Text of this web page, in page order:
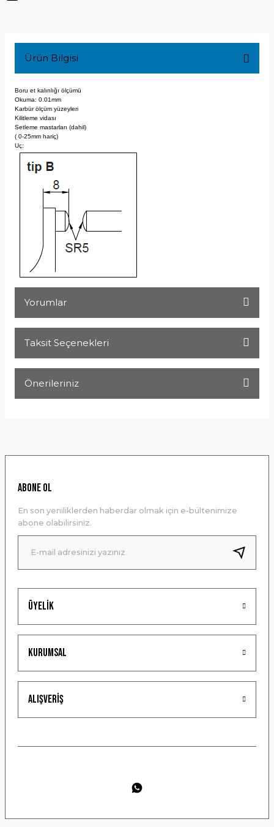
Ürün Bilgisi
Boru et kalınlığı ölçümü
Okuma: 0.01mm
Karbür ölçüm yüzeyleri
Kilitleme vidası
Setleme mastarları (dahil)
( 0-25mm hariç)
Uç:
Yorumlar
Taksit Seçenekleri
Önerileriniz
Ürün resmi kalitesiz, bozuk veya görüntülenemiyor.
Ürün bilgilerinde hatalar bulunuyor.
Ürün fiyatı diğer sitelerden daha pahalı.
Bu ürüne benzer farklı alternatifler olmalı.
Üyelik
Kurumsal
Alışveriş
ABONE OL
En son yeniliklerden haberdar olmak için e-bültenimize
abone olabilirsiniz.